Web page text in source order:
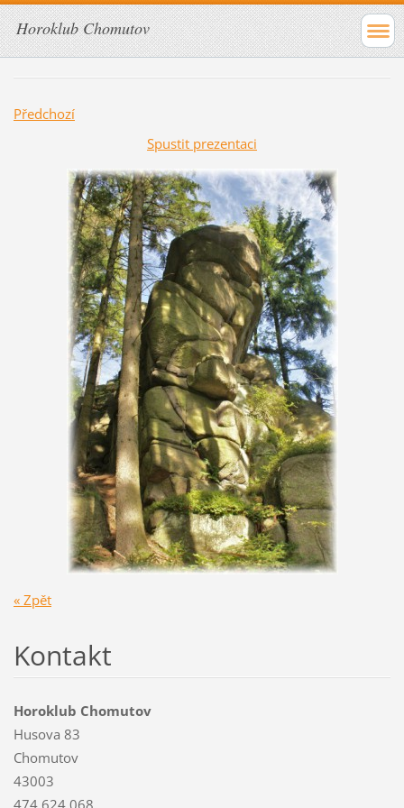
Horoklub Chomutov
Předchozí
Spustit prezentaci
« Zpět
Kontakt
Horoklub Chomutov
Husova 83
Chomutov
43003
474 624 068